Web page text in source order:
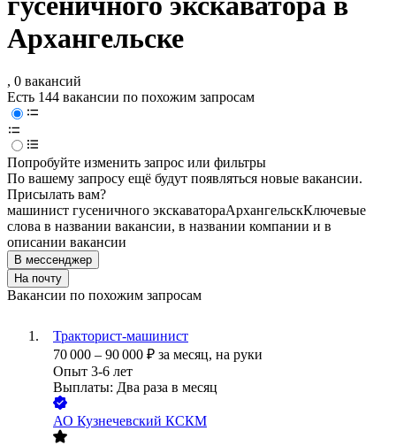
Архангельске
, 0 вакансий
Есть 144 вакансии по похожим запросам
Попробуйте изменить запрос или фильтры
По вашему запросу ещё будут появляться новые вакансии.
Присылать вам?
машинист гусеничного экскаватораАрхангельскКлючевые
слова в названии вакансии, в названии компании и в
описании вакансии
В мессенджер
На почту
Вакансии по похожим запросам
Тракторист-машинист
70 000 – 90 000 ₽ за месяц, на руки
Опыт 3-6 лет
Выплаты: Два раза в месяц
АО Кузнечевский КСКМ